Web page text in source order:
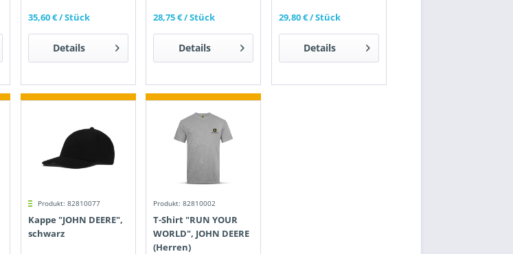
35,60 €/ Stück
Details
28,75 €/ Stück
Details
29,80 €/ Stück
Details
Produkt: 82810077
Kappe "JOHN DEERE",
schwarz
Produkt: 82810002
T-Shirt "RUN YOUR
WORLD", JOHN DEERE
(Herren)